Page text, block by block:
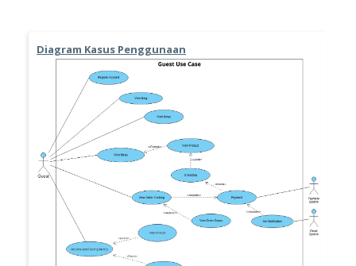
Diagram Kasus Penggunaan